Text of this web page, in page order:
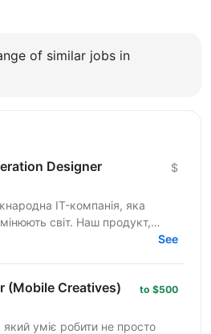
of similar jobs in
Designer $
IT-компанія, яка
Наш продукт,
онлайн-таблоїдів в
See
(Mobile Creatives) to $500
уміє робити не просто